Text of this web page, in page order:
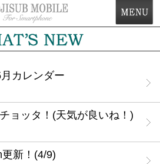
カレンダー
ョッタ！(天気が良いね！)
更新！(4/9)